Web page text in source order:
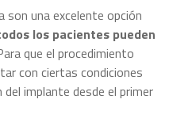
son una excelente opción
los pacientes pueden
que el procedimiento
con ciertas condiciones
implante desde el primer